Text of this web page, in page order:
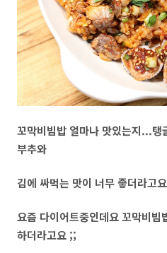
꼬막비빔밥 얼마나 맛있는지...탱
부추와
김에 싸먹는 맛이 너무 좋더라고
요즘 다이어트중인데요 꼬막비
하더라고요 ;;